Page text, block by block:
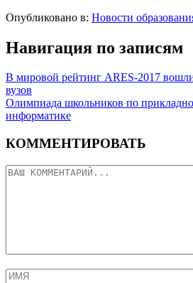
Опубликовано в: Новости
Навигация по записям
В мировой рейтинг ARES-2017
вузов
Олимпиада школьников по
информатике
КОММЕНТИРОВАТЬ